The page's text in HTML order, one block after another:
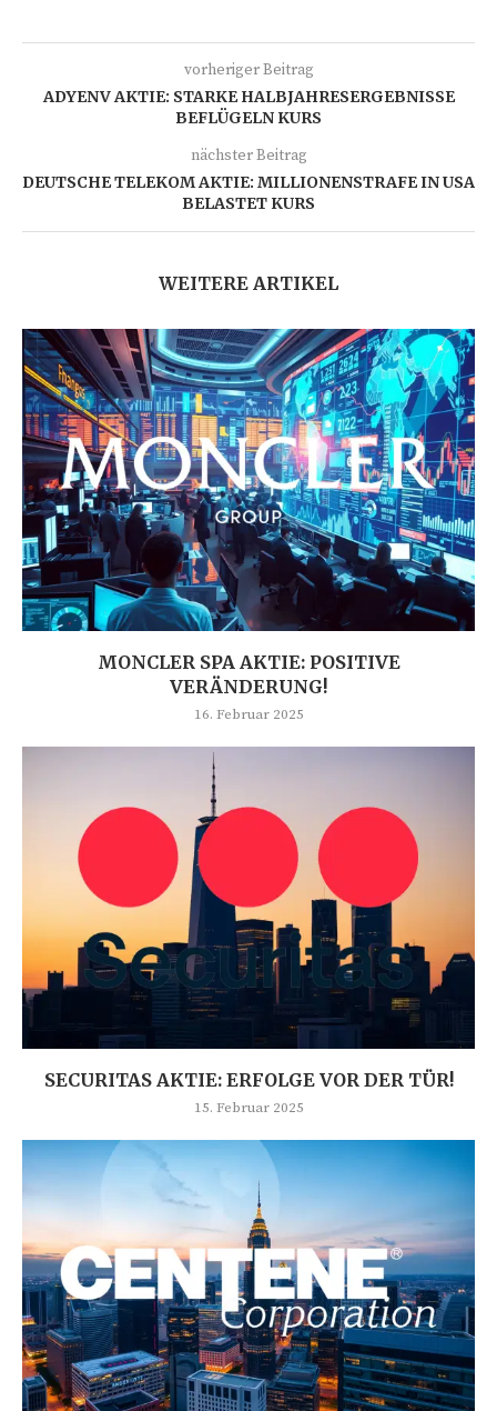
vorheriger Beitrag
ADYENV AKTIE: STARKE HALBJAHRESERGEBNISSE
BEFLÜGELN KURS
nächster Beitrag
DEUTSCHE TELEKOM AKTIE: MILLIONENSTRAFE IN USA
BELASTET KURS
WEITERE ARTIKEL
MONCLER SPA AKTIE: POSITIVE
VERÄNDERUNG!
16. Februar 2025
SECURITAS AKTIE: ERFOLGE VOR DER TÜR!
15. Februar 2025